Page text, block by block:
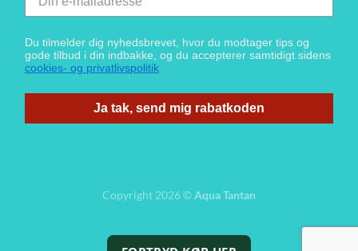
Du tilmelder dig nyhedsbrevet, hvor du modtager tips og
gode tilbud i din indbakke, og du accepterer samtidigt sidens
cookies- og privatlivspolitik
Ja tak, send mig rabatkoden
Copyright 2026 ©Aqua Tantan